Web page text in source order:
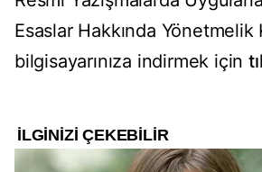
Esaslar Hakkında Yönetmelik
bilgisayarınıza indirmek için